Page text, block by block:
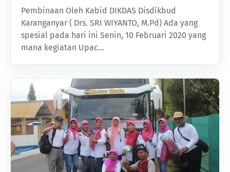
Pembinaan Oleh Kabid DIKDAS Disdikbud
Karanganyar ( Drs. SRI WIYANTO, M.Pd) Ada yang
spesial pada hari ini Senin, 10 Februari 2020 yang
mana kegiatan Upac…